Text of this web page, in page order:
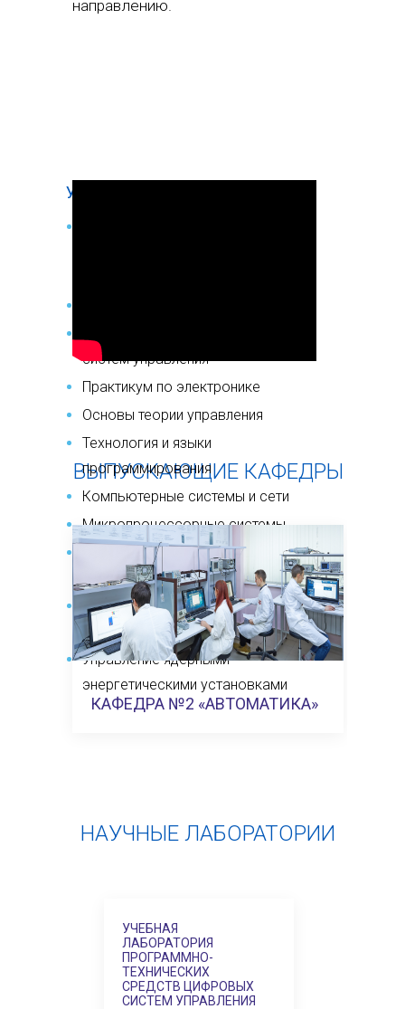
направлению.
УНИКАЛЬНЫЕ ДИСЦИПЛИНЫ
систем управления
Практикум по электронике
Основы теории управления
Технология и языки
программирования
Компьютерные системы и сети
Микропроцессорные системы
Метрология, стандартизация и
сертификация
АСУ технологическими
процессами АЭС
Управление ядерными
энергетическими установками
ВЫПУСКАЮЩИЕ КАФЕДРЫ
КАФЕДРА №2 «АВТОМАТИКА»
НАУЧНЫЕ ЛАБОРАТОРИИ
УЧЕБНАЯ
ЛАБОРАТОРИЯ
ПРОГРАММНО-
ТЕХНИЧЕСКИХ
СРЕДСТВ ЦИФРОВЫХ
СИСТЕМ УПРАВЛЕНИЯ